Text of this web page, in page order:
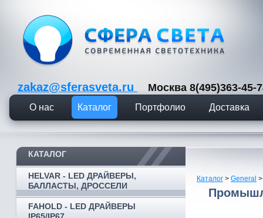
zakaz@sferasveta.ru Москва 8(495)363-
О нас Каталог Портфолио Доставка
КАТАЛОГ
HELVAR - LED ДРАЙВЕРЫ,
БАЛЛАСТЫ, ДРОССЕЛИ
FAHOLD - LED ДРАЙВЕРЫ
Каталог > General